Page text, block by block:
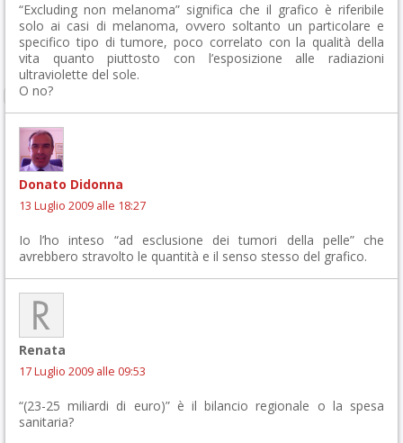
“Excluding non melanoma” significa che il grafico è riferibile
solo ai casi di melanoma, ovvero soltanto un particolare e
specifico tipo di tumore, poco correlato con la qualità della
vita quanto piuttosto con l’esposizione alle radiazioni
ultraviolette del sole.
O no?
Donato Didonna
13 Luglio 2009 alle 18:27
Io l’ho inteso “ad esclusione dei tumori della pelle” che
avrebbero stravolto le quantità e il senso stesso del grafico.
Renata
17 Luglio 2009 alle 09:53
“(23-25 miliardi di euro)” è il bilancio regionale o la spesa
sanitaria?